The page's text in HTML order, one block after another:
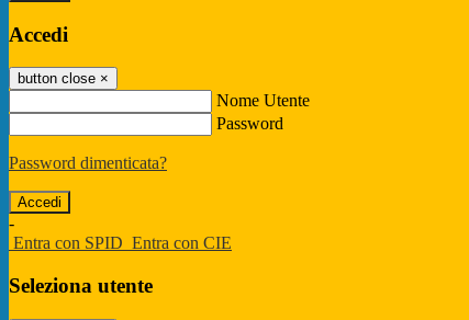
Accedi
button close ×
Nome Utente
Password
Password dimenticata?
-
Entra con SPID Entra con CIE
Seleziona utente